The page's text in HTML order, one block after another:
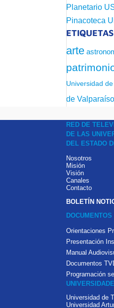
Planetario
Pinacoteca
ETIQUETAS
arte
Universidad
de Valparaíso
RED DE
DE LAS
DEL ESTADO
Nosotros
Misión
Visión
Canales
Contacto
BOLETÍN
Orientaciones
Presentación
Manual
Documentos
Programación
Universidad de
Universidad